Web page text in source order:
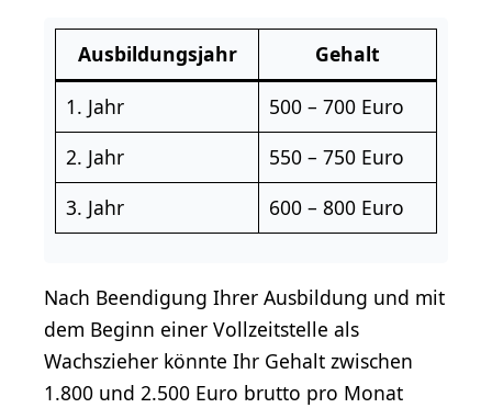
Ausbildungsjahr
Gehalt
1. Jahr
500 – 700 Euro
2. Jahr
550 – 750 Euro
3. Jahr
600 – 800 Euro
Nach Beendigung Ihrer Ausbildung und mit
dem Beginn einer Vollzeitstelle als
Wachszieher könnte Ihr Gehalt zwischen
1.800 und 2.500 Euro brutto pro Monat